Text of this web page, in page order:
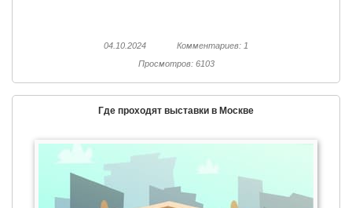
04.10.2024
Комментариев: 1
Просмотров: 6103
Где проходят выставки в Москве